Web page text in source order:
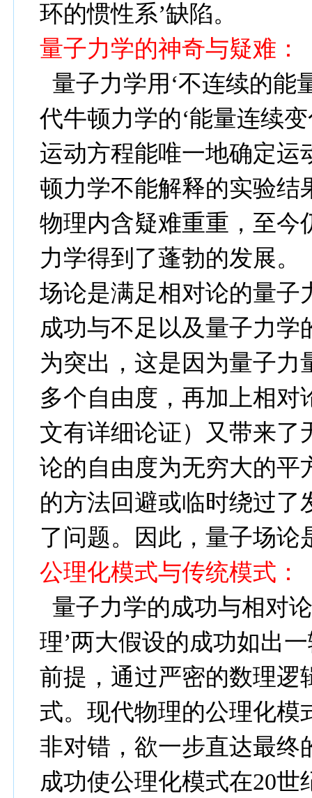
环的惯性系’缺陷。
量子力学的神奇与疑难：
量子力学用‘不连续的能
代牛顿力学的‘能量连续
运动方程能唯一地确定运
顿力学不能解释的实验结
物理内含疑难重重，至今
力学得到了蓬勃的发展。
场论是满足相对论的量子
成功与不足以及量子力
为突出，这是因为量子力
多个自由度，再加上相对
文有详细论证）又带来了
论的自由度为无穷大的平
的方法回避或临时绕过了
了问题。因此，量子场论
公理化模式与传统模式：
量子力学的成功与相对
理’两大假设的成功如出
前提，通过严密的数理逻
式。现代物理的公理化模
非对错，欲一步直达最终
成功使公理化模式在20世